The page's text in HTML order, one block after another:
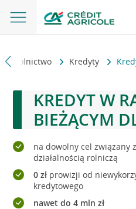
Rolnictwo Kredyty
KREDYT W
BIEŻĄCYM
na dowolny cel związany
działalnością rolniczą
0 zł prowizji od
kredytowego
nawet do 4 mln zł